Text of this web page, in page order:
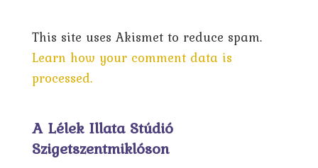
This site uses Akismet to reduce spam.
Learn how your comment data is
processed.
A Lélek Illata Stúdió
Szigetszentmiklóson